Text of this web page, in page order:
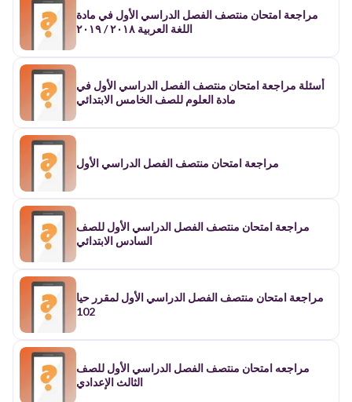
مراجعة امتحان منتصف الفصل الدراسي الأول في مادة
اللغة العربية ٢٠١٨ / ٢٠١٩
أسئلة مراجعة امتحان منتصف الفصل الدراسي الأول في
مادة العلوم للصف الخامس الابتدائي
مراجعة امتحان منتصف الفصل الدراسي الأول
مراجعة امتحان منتصف الفصل الدراسي الأول للصف
السادس الابتدائي
مراجعة امتحان منتصف الفصل الدراسي الأول لمقرر حيا
102
مراجعه امتحان منتصف الفصل الدراسي الأول للصف
الثالث الإعدادي